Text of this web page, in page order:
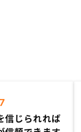
信じられれば